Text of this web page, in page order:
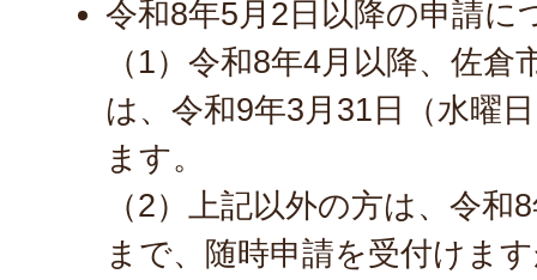
令和8年5月2日以降の申請に
（1）令和8年4月以降、佐
は、令和9年3月31日（水曜
ます。
（2）上記以外の方は、令和
まで、随時申請を受付けま